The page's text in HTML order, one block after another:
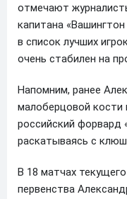
отмечают
капитана
в список лучших
очень стабилен на
Напомним, ранее
малоберцовой кости
российский форвард
раскатываясь с
В 18 матчах
первенства